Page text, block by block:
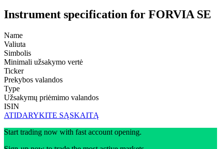
Instrument specification for FORVIA SE
Name
Valiuta
Simbolis
Minimali užsakymo vertė
Ticker
Prekybos valandos
Type
Užsakymų priėmimo valandos
ISIN
ATIDARYKITE SĄSKAITĄ
Start trading now with fast account opening.